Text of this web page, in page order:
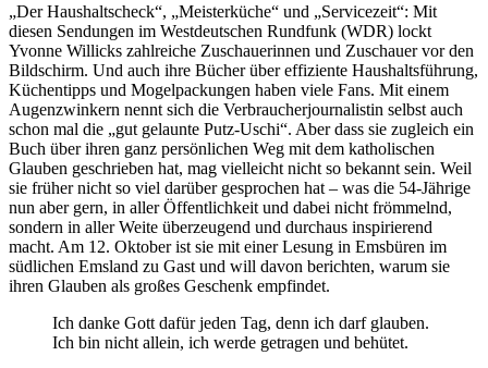
„Der Haushaltscheck“, „Meisterküche“ und „Servicezeit“: Mit
diesen Sendungen im Westdeutschen Rundfunk (WDR) lockt
Yvonne Willicks zahlreiche Zuschauerinnen und Zuschauer vor den
Bildschirm. Und auch ihre Bücher über effiziente Haushaltsführung,
Küchentipps und Mogelpackungen haben viele Fans. Mit einem
Augenzwinkern nennt sich die Verbraucherjournalistin selbst auch
schon mal die „gut gelaunte Putz-Uschi“. Aber dass sie zugleich ein
Buch über ihren ganz persönlichen Weg mit dem katholischen
Glauben geschrieben hat, mag vielleicht nicht so bekannt sein. Weil
sie früher nicht so viel darüber gesprochen hat – was die 54-Jährige
nun aber gern, in aller Öffentlichkeit und dabei nicht frömmelnd,
sondern in aller Weite überzeugend und durchaus inspirierend
macht. Am 12. Oktober ist sie mit einer Lesung in Emsbüren im
südlichen Emsland zu Gast und will davon berichten, warum sie
ihren Glauben als großes Geschenk empfindet.
Ich danke Gott dafür jeden Tag, denn ich darf glauben.
Ich bin nicht allein, ich werde getragen und behütet.